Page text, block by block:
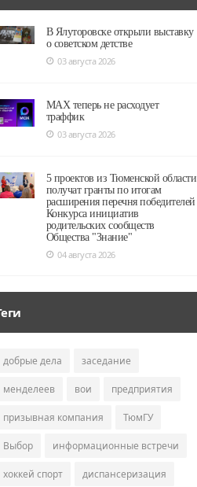
В Ялуторовске открыли выставку
о советском детстве
03 августа 2026
MAX теперь не расходует
траффик
03 августа 2026
5 проектов из Тюменской области
получат гранты по итогам
расширения перечня победителей
Конкурса инициатив
родительских сообществ
Общества "Знание"
04 августа 2026
добрые дела заседание
менделеев вои предприятия
призывная компания ТюмГУ
Выбор информационные встречи
хоккей спорт диспансеризация